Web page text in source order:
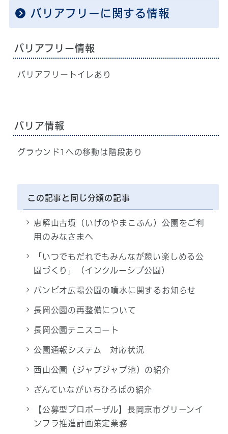
バリアフリーに関する情報
バリアフリー情報
バリアフリートイレあり
バリア情報
グラウンド1への移動は階段あり
この記事と同じ分類の記事
恵解山古墳（いげのやまこふん）公園をご利
用のみなさまへ
「いつでもだれでもみんなが憩い楽しめる公
園づくり」（インクルーシブ公園）
バンビオ広場公園の噴水に関するお知らせ
長岡公園の再整備について
長岡公園テニスコート
公園通報システム 対応状況
西山公園（ジャブジャブ池）の紹介
ざんていながいちひろばの紹介
【公募型プロポーザル】長岡京市グリーンイ
ンフラ推進計画策定業務